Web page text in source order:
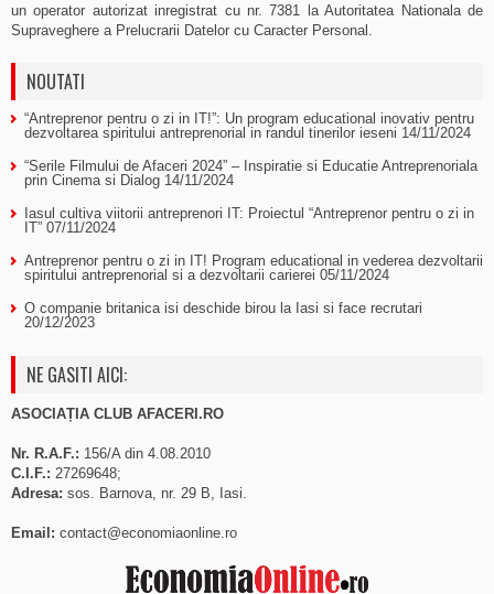
un operator autorizat inregistrat cu nr. 7381 la Autoritatea Nationala de
Supraveghere a Prelucrarii Datelor cu Caracter Personal.
NOUTATI
“Antreprenor pentru o zi in IT!”: Un program educational inovativ pentru
dezvoltarea spiritului antreprenorial in randul tinerilor ieseni 14/11/2024
“Serile Filmului de Afaceri 2024” – Inspiratie si Educatie Antreprenoriala
prin Cinema si Dialog 14/11/2024
Iasul cultiva viitorii antreprenori IT: Proiectul “Antreprenor pentru o zi in
IT” 07/11/2024
Antreprenor pentru o zi in IT! Program educational in vederea dezvoltarii
spiritului antreprenorial si a dezvoltarii carierei 05/11/2024
O companie britanica isi deschide birou la Iasi si face recrutari
20/12/2023
NE GASITI AICI:
ASOCIAȚIA CLUB AFACERI.RO
Nr. R.A.F.: 156/A din 4.08.2010
C.I.F.: 27269648;
Adresa: sos. Barnova, nr. 29 B, Iasi.
Email: contact@economiaonline.ro